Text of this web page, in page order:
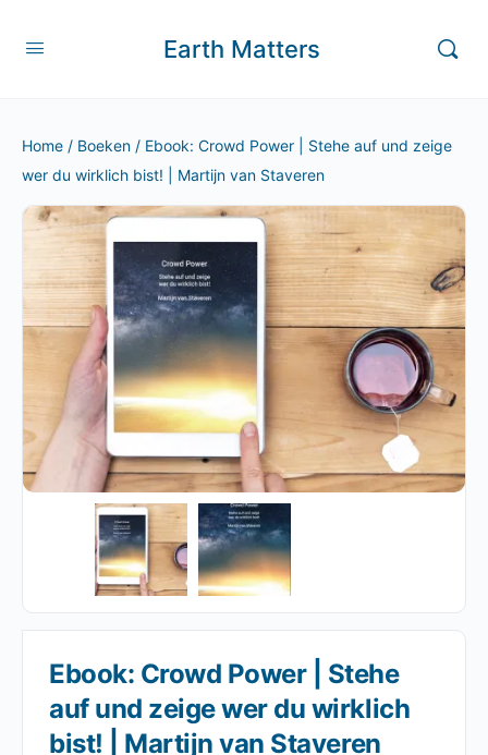
Earth Matters
Home / Boeken / Ebook: Crowd Power | Stehe auf und zeige
wer du wirklich bist! | Martijn van Staveren
Ebook: Crowd Power | Stehe
auf und zeige wer du wirklich
bist! | Martijn van Staveren